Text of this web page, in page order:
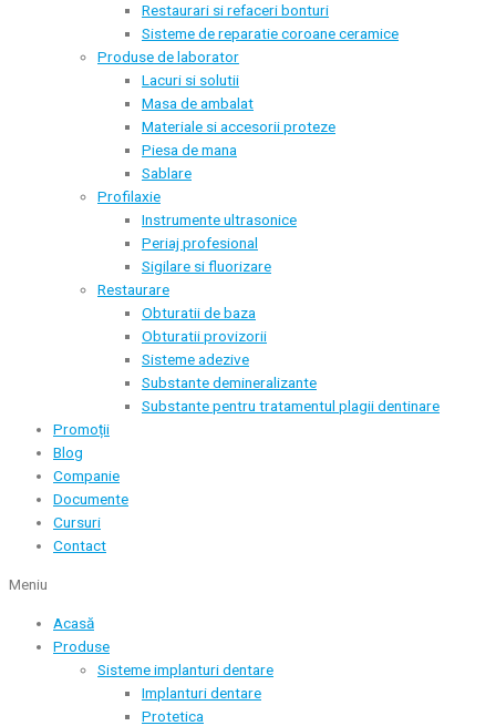
Restaurari si refaceri bonturi
Sisteme de reparatie coroane ceramice
Produse de laborator
Lacuri si solutii
Masa de ambalat
Materiale si accesorii proteze
Piesa de mana
Sablare
Profilaxie
Instrumente ultrasonice
Periaj profesional
Sigilare si fluorizare
Restaurare
Obturatii de baza
Obturatii provizorii
Sisteme adezive
Substante demineralizante
Substante pentru tratamentul plagii dentinare
Promoții
Blog
Companie
Documente
Cursuri
Contact
Meniu
Acasă
Produse
Sisteme implanturi dentare
Implanturi dentare
Protetica